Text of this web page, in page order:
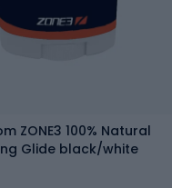
ZONE3 100% Natural
Glide black/white